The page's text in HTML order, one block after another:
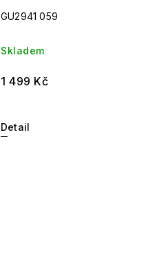
GU2941 059
Skladem
1 499 Kč
Detail